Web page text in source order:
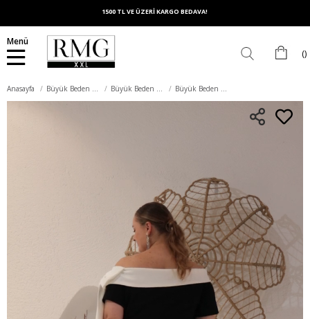
1500 TL VE ÜZERİ KARGO BEDAVA!
Menü
Anasayfa Büyük Beden Elbise Büyük Beden Abiye Elbise Büyük Beden Abiye Elbise Siyah